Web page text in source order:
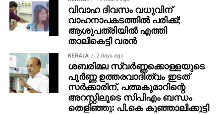
വിവാഹ ദിവസം വധുവിന്
വാഹനാപകടത്തില്‍ പരിക്ക്;
ആശുപത്രിയില്‍ എത്തി
താലികെട്ടി വരന്‍
KERALA 2 days ago
ശബരിമല സ്വര്‍ണ്ണക്കൊള്ളയുടെ
പൂര്‍ണ്ണ ഉത്തരവാദിത്വം ഇടത്
സര്‍ക്കാരിന്, പത്മകുമാറിന്റെ
അറസ്റ്റിലൂടെ സിപിഎം ബന്ധം
തെളിഞ്ഞു: പി.കെ കുഞ്ഞാലിക്കുട്ടി